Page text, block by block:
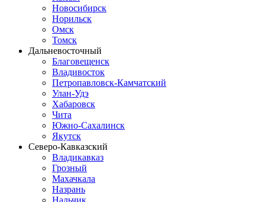
Новосибирск
Норильск
Омск
Томск
Дальневосточный
Благовещенск
Владивосток
Петропавловск-Камчатский
Улан-Удэ
Хабаровск
Чита
Южно-Сахалинск
Якутск
Северо-Кавказский
Владикавказ
Грозный
Махачкала
Назрань
Нальчик